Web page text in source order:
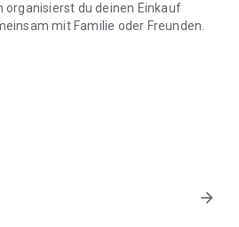
organisierst du deinen Einkauf
mit Familie oder Freunden.
in Echtzeit: Alle sehen
Liste in Sekunden erstellen und
arrow_forward